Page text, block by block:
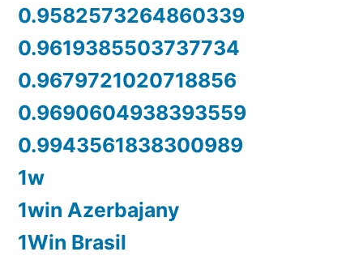
0.9582573264860339
0.9619385503737734
0.9679721020718856
0.9690604938393559
0.9943561838300989
1w
1win Azerbajany
1Win Brasil